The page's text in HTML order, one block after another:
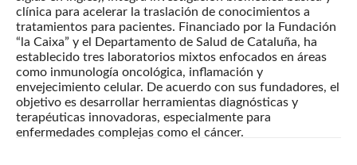
clínica para acelerar la traslación de conocimientos a
tratamientos para pacientes. Financiado por la Fundación
“la Caixa” y el Departamento de Salud de Cataluña, ha
establecido tres laboratorios mixtos enfocados en áreas
como inmunología oncológica, inflamación y
envejecimiento celular. De acuerdo con sus fundadores, el
objetivo es desarrollar herramientas diagnósticas y
terapéuticas innovadoras, especialmente para
enfermedades complejas como el cáncer.